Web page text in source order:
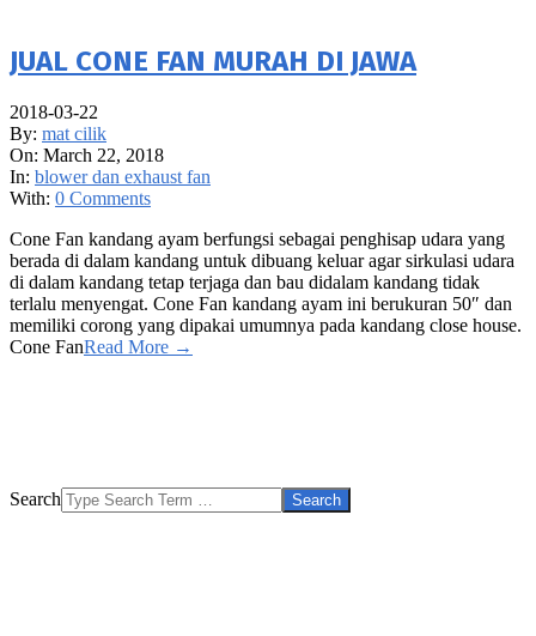
JUAL CONE FAN MURAH DI JAWA
2018-03-22
By: mat cilik
On: March 22, 2018
In: blower dan exhaust fan
With: 0 Comments
Cone Fan kandang ayam berfungsi sebagai penghisap udara yang
berada di dalam kandang untuk dibuang keluar agar sirkulasi udara
di dalam kandang tetap terjaga dan bau didalam kandang tidak
terlalu menyengat. Cone Fan kandang ayam ini berukuran 50″ dan
memiliki corong yang dipakai umumnya pada kandang close house.
Cone FanRead More →
Search